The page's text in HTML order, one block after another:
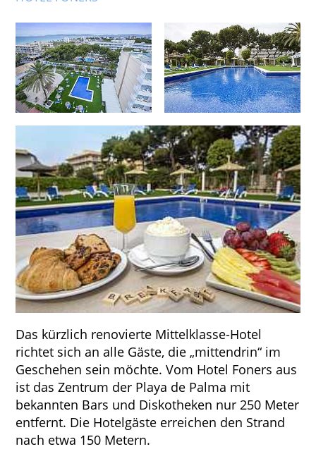
Das kürzlich renovierte Mittelklasse-Hotel
richtet sich an alle Gäste, die „mittendrin“ im
Geschehen sein möchte. Vom Hotel Foners aus
ist das Zentrum der Playa de Palma mit
bekannten Bars und Diskotheken nur 250 Meter
entfernt. Die Hotelgäste erreichen den Strand
nach etwa 150 Metern.